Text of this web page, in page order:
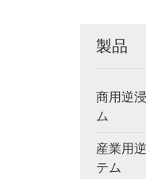
製品
商用逆
ム
産業用
テム